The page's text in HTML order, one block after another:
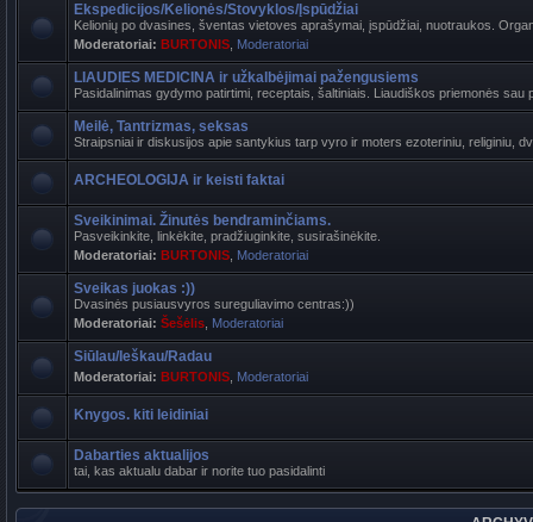
Ekspedicijos/Kelionės/Stovyklos/Įspūdžiai
Kelionių po dvasines, šventas vietoves aprašymai, įspūdžiai, nuotraukos.
Moderatoriai: BURTONIS Moderatoriai
LIAUDIES MEDICINA ir užkalbėjimai pažengusiems
Pasidalinimas gydymo patirtimi, receptais, šaltiniais. Liaudiškos priemonės sau
Meilė, Tantrizmas, seksas
Straipsniai ir diskusijos apie santykius tarp vyro ir moters ezoteriniu, religiniu,
ARCHEOLOGIJA ir keisti faktai
Sveikinimai. Žinutės bendraminčiams.
Pasveikinkite, linkėkite, pradžiuginkite, susirašinėkite.
Moderatoriai: BURTONIS Moderatoriai
Sveikas juokas :))
Dvasinės pusiausvyros sureguliavimo centras:))
Moderatoriai: Šešėlis Moderatoriai
Siūlau/Ieškau/Radau
Moderatoriai: BURTONIS Moderatoriai
Knygos. kiti leidiniai
Dabarties aktualijos
tai, kas aktualu dabar ir norite tuo pasidalinti